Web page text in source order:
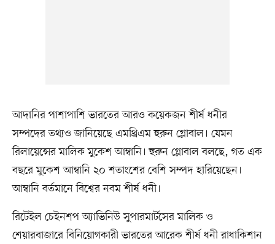
আদানির পাশাপাশি ভারতের আরও কয়েকজন শীর্ষ ধনীর
সম্পদের তথ্যও জানিয়েছে এমথ্রিএম হুরুন গ্লোবাল। যেমন
রিলায়েন্সের মালিক মুকেশ আম্বানি। হুরুন গ্লোবাল বলছে, গত এক
বছরে মুকেশ আম্বানি ২০ শতাংশের বেশি সম্পদ হারিয়েছেন।
আম্বানি বর্তমানে বিশ্বের নবম শীর্ষ ধনী।
রিটেইল চেইনশপ অ্যাভিনিউ সুপারমার্টসের মালিক ও
শেয়ারবাজারে বিনিয়োগকারী ভারতের আরেক শীর্ষ ধনী রাধাকিশান